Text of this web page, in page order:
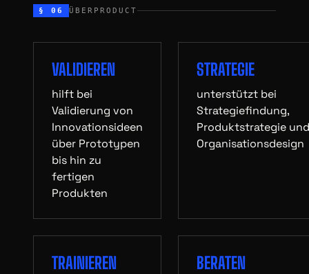
§ 06 ÜBERPRODUCT
VALIDIEREN
hilft bei
Validierung von
Innovationsideen
über Prototypen
bis hin zu
fertigen
Produkten
STRATEGIE
unterstützt bei
Strategiefindung,
Produktstrategie und
Organisationsdesign
TRAINIEREN BERATEN